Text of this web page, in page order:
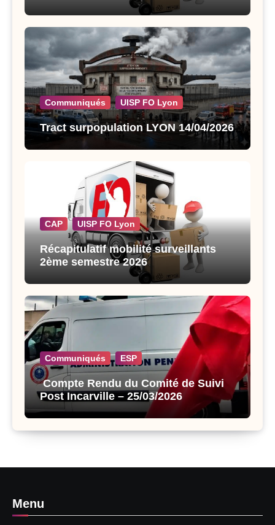
Communiqués UISP FO Lyon
Tract surpopulation LYON 14/04/2026
CAP UISP FO Lyon
Récapitulatif mobilité surveillants
2ème semestre 2026
Communiqués ESP
Compte Rendu du Comité de Suivi
Post Incarville – 25/03/2026
Menu